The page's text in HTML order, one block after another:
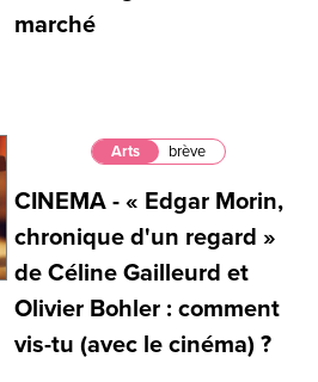
marché
Arts brève
CINEMA - « Edgar Morin,
chronique d'un regard »
de Céline Gailleurd et
Olivier Bohler : comment
vis-tu (avec le cinéma) ?